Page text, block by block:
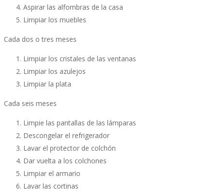
Aspirar las alfombras de la casa
Limpiar los muebles
Cada dos o tres meses
Limpiar los cristales de las ventanas
Limpiar los azulejos
Limpiar la plata
Cada seis meses
Limpie las pantallas de las lámparas
Descongelar el refrigerador
Lavar el protector de colchón
Dar vuelta a los colchones
Limpiar el armario
Lavar las cortinas